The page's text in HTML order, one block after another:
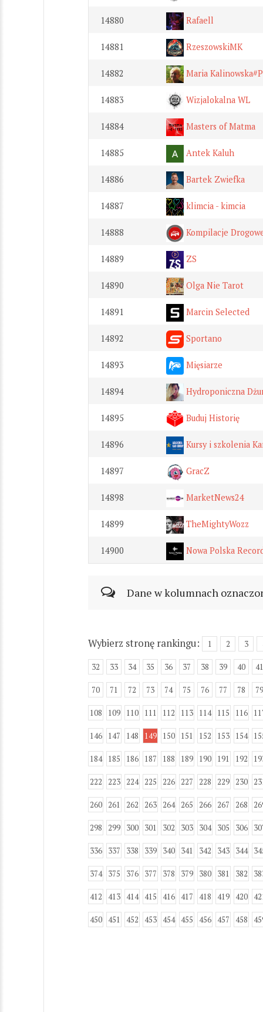
14880 Rafaell
14881 RzeszowskiMK
14882 Maria
14883 Wizjalokalna WL
14884 Masters of Matma
14885 Antek Kaluh
14886 Bartek Zwiefka
14887 klimcia - kimcia
14888 Kompilacje
14889 ZS
14890 Olga Nie Tarot
14891 Marcin Selected
14892 Sportano
14893 Mięsiarze
14894 Hydroponiczna
14895 Buduj Historię
14896 Kursy i szkolenia
14897 GracZ
14898 MarketNews24
14899 TheMightyWozz
14900 Nowa Polska
Dane w kolumnach
Wybierz stronę rankingu: 1 2 3
32 33 34 35 36 37 38 39 40 41
70 71 72 73 74 75 76 77 78 79
108 109 110 111 112 113 114 115 116
146 147 148 149 150 151 152 153 154
184 185 186 187 188 189 190 191 192
222 223 224 225 226 227 228 229 230
260 261 262 263 264 265 266 267 268
298 299 300 301 302 303 304 305 306
336 337 338 339 340 341 342 343 344
374 375 376 377 378 379 380 381 382
412 413 414 415 416 417 418 419 420
450 451 452 453 454 455 456 457 458